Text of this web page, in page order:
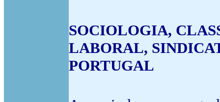
SOCIOLOGIA,
LABORAL,
PORTUGAL